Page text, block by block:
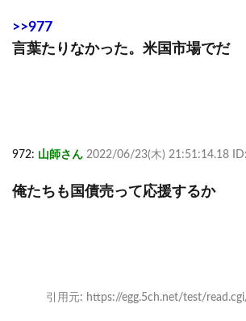
>>977
言葉たりなかった。米国市場でだ
972: 山師さん 2022/06/23(木) 21:51:14.18
俺たちも国債売って応援するか
引用元: https://egg.5ch.net/test/